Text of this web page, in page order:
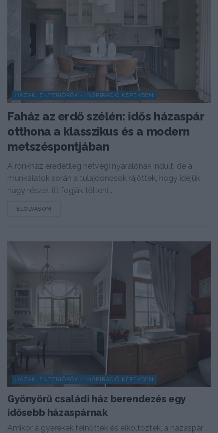
HÁZAK, ENTERIŐRÖK - INSPIRÁCIÓ KÉPEKBEN
Faház az erdő szélén: idős házaspár
otthona a klasszikus és a modern
metszéspontjában
A rönkház eredetileg hétvégi nyaralónak indult, de a
munkálatok során a tulajdonosok rájöttek, hogy idejük
nagy részét itt fogják tölteni,...
ELOLVASOM
HÁZAK, ENTERIŐRÖK - INSPIRÁCIÓ KÉPEKBEN
Gyönyörű családi ház berendezés egy
idősebb házaspárnak
Amikor a gyerekek felnőttek és elköltöztek, a házaspár